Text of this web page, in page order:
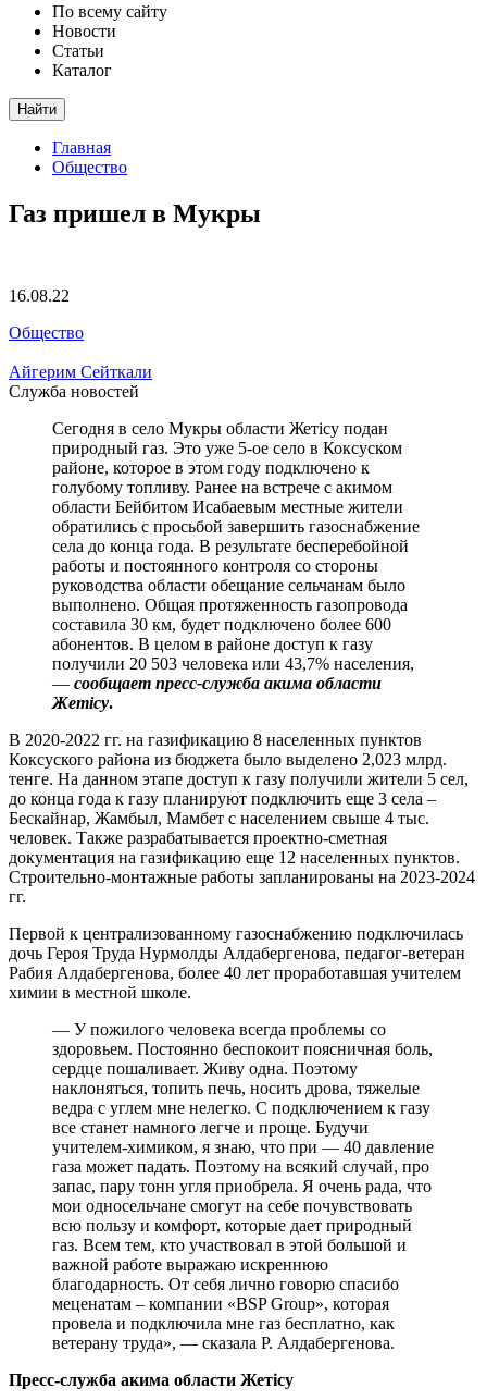
По всему сайту
Новости
Статьи
Каталог
Найти
Главная
Общество
Газ пришел в Мукры
16.08.22
Общество
Айгерим Сейткали
Служба новостей
Сегодня в село Мукры области Жетісу подан
природный газ. Это уже 5-ое село в Коксуском
районе, которое в этом году подключено к
голубому топливу. Ранее на встрече с акимом
области Бейбитом Исабаевым местные жители
обратились с просьбой завершить газоснабжение
села до конца года. В результате бесперебойной
работы и постоянного контроля со стороны
руководства области обещание сельчанам было
выполнено. Общая протяженность газопровода
составила 30 км, будет подключено более 600
абонентов. В целом в районе доступ к газу
получили 20 503 человека или 43,7% населения,
— сообщает пресс-служба акима области
Жетісу.
В 2020-2022 гг. на газификацию 8 населенных пунктов
Коксуского района из бюджета было выделено 2,023 млрд.
тенге. На данном этапе доступ к газу получили жители 5 сел,
до конца года к газу планируют подключить еще 3 села –
Бескайнар, Жамбыл, Мамбет с населением свыше 4 тыс.
человек. Также разрабатывается проектно-сметная
документация на газификацию еще 12 населенных пунктов.
Строительно-монтажные работы запланированы на 2023-2024
гг.
Первой к централизованному газоснабжению подключилась
дочь Героя Труда Нурмолды Алдабергенова, педагог-ветеран
Рабия Алдабергенова, более 40 лет проработавшая учителем
химии в местной школе.
— У пожилого человека всегда проблемы со
здоровьем. Постоянно беспокоит поясничная боль,
сердце пошаливает. Живу одна. Поэтому
наклоняться, топить печь, носить дрова, тяжелые
ведра с углем мне нелегко. С подключением к газу
все станет намного легче и проще. Будучи
учителем-химиком, я знаю, что при — 40 давление
газа может падать. Поэтому на всякий случай, про
запас, пару тонн угля приобрела. Я очень рада, что
мои односельчане смогут на себе почувствовать
всю пользу и комфорт, которые дает природный
газ. Всем тем, кто участвовал в этой большой и
важной работе выражаю искреннюю
благодарность. От себя лично говорю спасибо
меценатам – компании «BSP Group», которая
провела и подключила мне газ бесплатно, как
ветерану труда», — сказала Р. Алдабергенова.
Пресс-служба акима области Жетісу